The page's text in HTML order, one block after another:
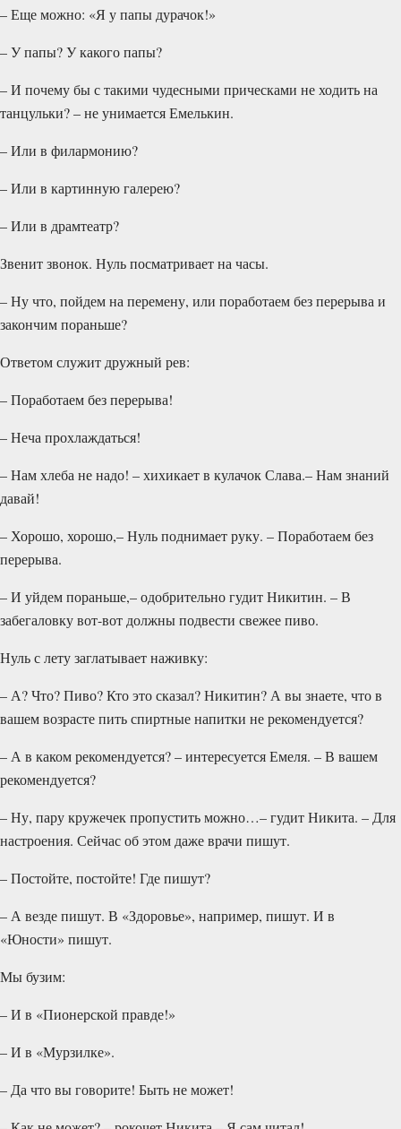
– Еще можно: «Я у папы дурачок!»
– У папы? У какого папы?
– И почему бы с такими чудесными прическами не ходить на
танцульки? – не унимается Емелькин.
– Или в филармонию?
– Или в картинную галерею?
– Или в драмтеатр?
Звенит звонок. Нуль посматривает на часы.
– Ну что, пойдем на перемену, или поработаем без перерыва и
закончим пораньше?
Ответом служит дружный рев:
– Поработаем без перерыва!
– Неча прохлаждаться!
– Нам хлеба не надо! – хихикает в кулачок Слава.– Нам знаний
давай!
– Хорошо, хорошо,– Нуль поднимает руку. – Поработаем без
перерыва.
– И уйдем пораньше,– одобрительно гудит Никитин. – В
забегаловку вот-вот должны подвести свежее пиво.
Нуль с лету заглатывает наживку:
– А? Что? Пиво? Кто это сказал? Никитин? А вы знаете, что в
вашем возрасте пить спиртные напитки не рекомендуется?
– А в каком рекомендуется? – интересуется Емеля. – В вашем
рекомендуется?
– Ну, пару кружечек пропустить можно…– гудит Никита. – Для
настроения. Сейчас об этом даже врачи пишут.
– Постойте, постойте! Где пишут?
– А везде пишут. В «Здоровье», например, пишут. И в
«Юности» пишут.
Мы бузим:
– И в «Пионерской правде!»
– И в «Мурзилке».
– Да что вы говорите! Быть не может!